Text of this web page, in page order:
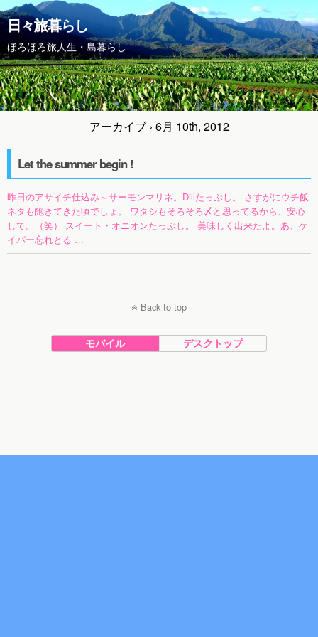
日々旅暮らし
ほろほろ旅人生・島暮らし
アーカイブ › 6月 10th, 2012
Let the summer begin !
昨日のアサイチ仕込み～サーモンマリネ。Dillたっぷし。 さすがにウチ飯
ネタも飽きてきた頃でしょ。 ワタシもそろそろ〆と思ってるから、安心
して。（笑） スイート・オニオンたっぷし。 美味しく出来たよ。あ、ケ
イパー忘れとる …
Back to top
モバイル デスクトップ